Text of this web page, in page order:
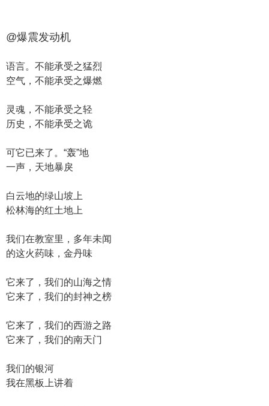
@爆震发动机
语言。不能承受之猛烈
空气，不能承受之爆燃
灵魂，不能承受之轻
历史，不能承受之诡
可它已来了。“轰”地
一声，天地暴戾
白云地的绿山坡上
松林海的红土地上
我们在教室里，多年未闻
的这火药味，金丹味
它来了，我们的山海之情
它来了，我们的封神之榜
它来了，我们的西游之路
它来了，我们的南天门
我们的银河
我在黑板上讲着